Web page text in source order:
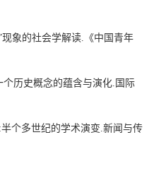
现象的社会学解读.《中国青年
个历史概念的蕴含与演化.国际
个多世纪的学术演变.新闻与传